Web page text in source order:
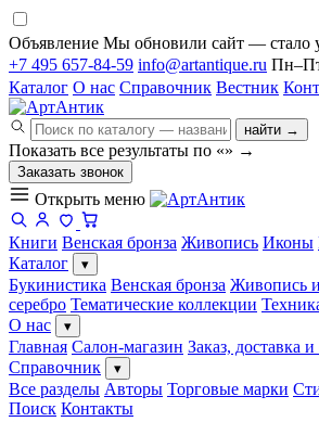
Объявление Мы обновили сайт — стало
+7 495 657-84-59 info@artantique.ru
Каталог О нас Справочник Вестник
найти →
Показать все результаты по «» →
Заказать звонок
Открыть меню
Книги Венская бронза Живопись Иконы
Каталог
▾
Букинистика Венская бронза Живопись
серебро Тематические коллекции
О нас
▾
Главная Салон-магазин Заказ, доставка и
Справочник
▾
Все разделы Авторы Торговые марки
Поиск Контакты